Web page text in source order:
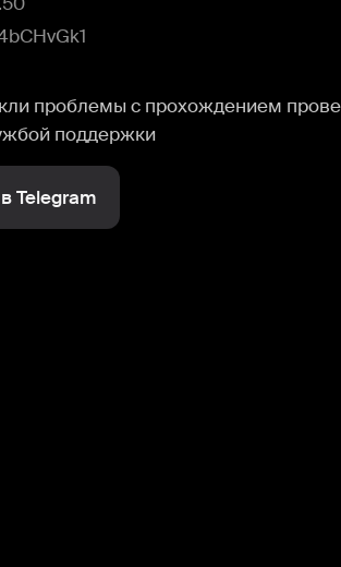
проблемы с прохождением
поддержки
Telegram